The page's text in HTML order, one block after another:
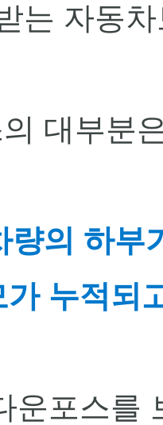
는 자동
대부분
량의 하부
가 누적되
운포스를